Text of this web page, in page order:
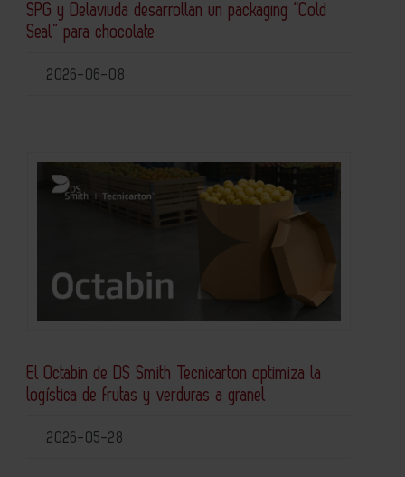
SPG y Delaviuda desarrollan un packaging “Cold
Seal” para chocolate
2026-06-08
El Octabin de DS Smith Tecnicarton optimiza la
logística de frutas y verduras a granel
2026-05-28